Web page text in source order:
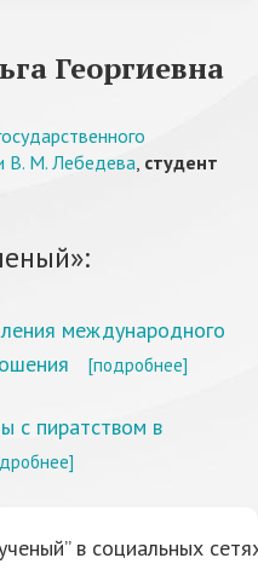
Георгиевна
В. М. Лебедева, студент
международного
[подробнее]
с пиратством в
в социальных